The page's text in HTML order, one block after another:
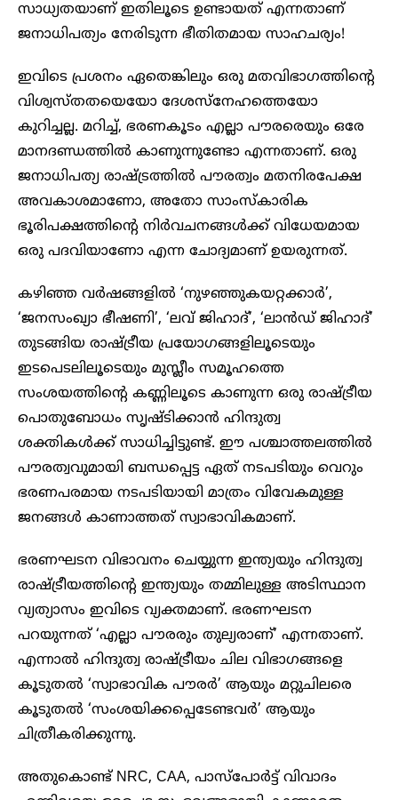
സാധ്യതയാണ് ഇതിലൂടെ ഉണ്ടായത് എന്നതാണ്
ജനാധിപത്യം നേരിടുന്ന ഭീതിതമായ സാഹചര്യം!
ഇവിടെ പ്രശനം ഏതെങ്കിലും ഒരു മതവിഭാഗത്തിന്റെ
വിശ്വസ്തതയെയോ ദേശസ്നേഹത്തെയോ
കുറിച്ചല്ല. മറിച്ച്, ഭരണകൂടം എല്ലാ പൗരരെയും ഒരേ
മാനദണ്ഡത്തിൽ കാണുന്നുണ്ടോ എന്നതാണ്. ഒരു
ജനാധിപത്യ രാഷ്ട്രത്തിൽ പൗരത്വം മതനിരപേക്ഷ
അവകാശമാണോ, അതോ സാംസ്കാരിക
ഭൂരിപക്ഷത്തിന്റെ നിർവചനങ്ങൾക്ക് വിധേയമായ
ഒരു പദവിയാണോ എന്ന ചോദ്യമാണ് ഉയരുന്നത്.
കഴിഞ്ഞ വർഷങ്ങളിൽ ‘നുഴഞ്ഞുകയറ്റക്കാർ’,
‘ജനസംഖ്യാ ഭീഷണി’, ‘ലവ് ജിഹാദ്’, ‘ലാൻഡ് ജിഹാദ്’
തുടങ്ങിയ രാഷ്ട്രീയ പ്രയോഗങ്ങളിലൂടെയും
ഇടപെടലിലൂടെയും മുസ്ലീം സമൂഹത്തെ
സംശയത്തിന്റെ കണ്ണിലൂടെ കാണുന്ന ഒരു രാഷ്ട്രീയ
പൊതുബോധം സൃഷ്ടിക്കാൻ ഹിന്ദുത്വ
ശക്തികൾക്ക് സാധിച്ചിട്ടുണ്ട്. ഈ പശ്ചാത്തലത്തിൽ
പൗരത്വവുമായി ബന്ധപ്പെട്ട ഏത് നടപടിയും വെറും
ഭരണപരമായ നടപടിയായി മാത്രം വിവേകമുള്ള
ജനങ്ങൾ കാണാത്തത് സ്വാഭാവികമാണ്.
ഭരണഘടന വിഭാവനം ചെയ്യുന്ന ഇന്ത്യയും ഹിന്ദുത്വ
രാഷ്ട്രീയത്തിന്റെ ഇന്ത്യയും തമ്മിലുള്ള അടിസ്ഥാന
വ്യത്യാസം ഇവിടെ വ്യക്തമാണ്. ഭരണഘടന
പറയുന്നത് ‘എല്ലാ പൗരരും തുല്യരാണ്’ എന്നതാണ്.
എന്നാൽ ഹിന്ദുത്വ രാഷ്ട്രീയം ചില വിഭാഗങ്ങളെ
കൂടുതൽ ‘സ്വാഭാവിക പൗരർ’ ആയും മറ്റുചിലരെ
കൂടുതൽ ‘സംശയിക്കപ്പെടേണ്ടവർ’ ആയും
ചിത്രീകരിക്കുന്നു.
അതുകൊണ്ട് NRC, CAA, പാസ്പോർട്ട് വിവാദം